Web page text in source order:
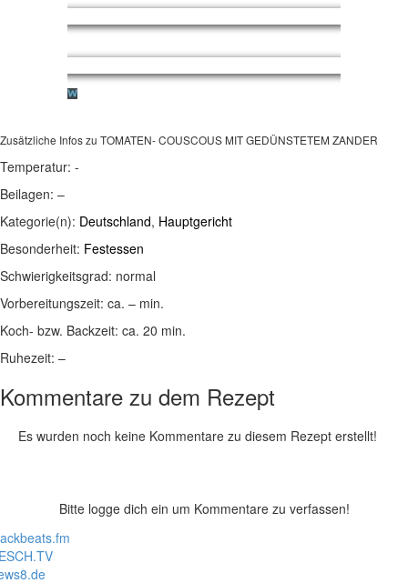
Zusätzliche Infos zu TOMATEN- COUSCOUS MIT GEDÜNSTETEM ZANDER
Temperatur: -
Beilagen: –
Kategorie(n): Deutschland, Hauptgericht
Besonderheit: Festessen
Schwierigkeitsgrad: normal
Vorbereitungszeit: ca. – min.
Koch- bzw. Backzeit: ca. 20 min.
Ruhezeit: –
Kommentare zu dem Rezept
Es wurden noch keine Kommentare zu diesem Rezept erstellt!
Bitte logge dich ein um Kommentare zu verfassen!